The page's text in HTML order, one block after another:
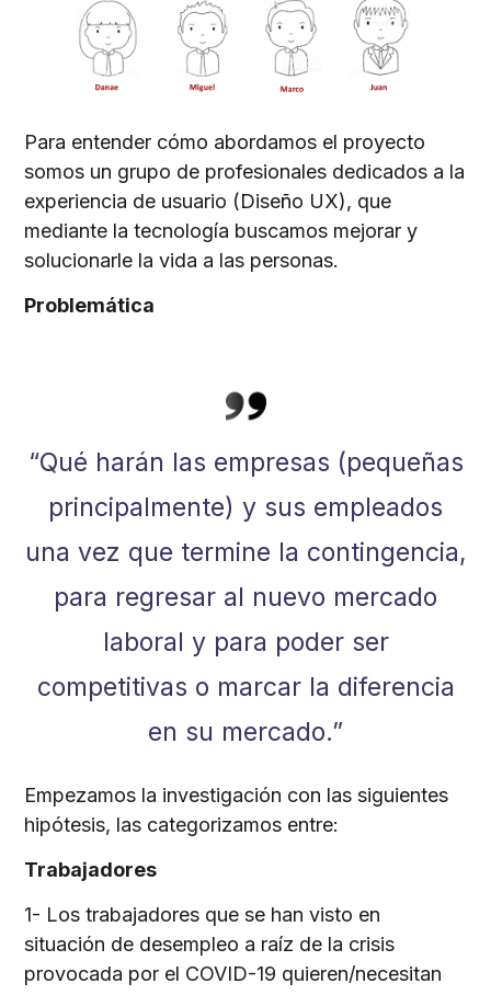
Para entender cómo abordamos el proyecto
somos un grupo de profesionales dedicados a la
experiencia de usuario (Diseño UX), que
mediante la tecnología buscamos mejorar y
solucionarle la vida a las personas.
Problemática
“Qué harán las empresas (pequeñas
principalmente) y sus empleados
una vez que termine la contingencia,
para regresar al nuevo mercado
laboral y para poder ser
competitivas o marcar la diferencia
en su mercado.”
Empezamos la investigación con las siguientes
hipótesis, las categorizamos entre:
Trabajadores
1- Los trabajadores que se han visto en
situación de desempleo a raíz de la crisis
provocada por el COVID-19 quieren/necesitan